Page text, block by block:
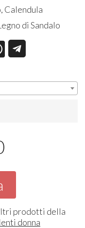
Calendula
di Sandalo
prodotti della
donna